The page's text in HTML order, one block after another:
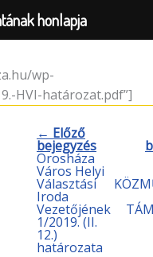
wp-
HVI-határozat.pdf”]
← Előző
bejegyzés
Orosháza
Város Helyi
Választási
Iroda
Vezetőjének
1/2019. (II.
12.)
határozata
honlapja